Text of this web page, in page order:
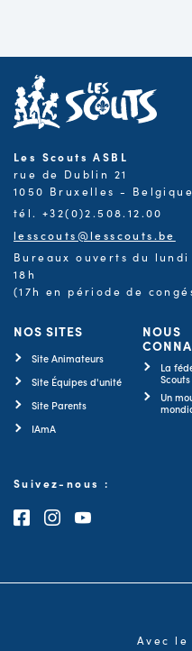
Les Scouts ASBL
rue de Dublin 21
1050 Bruxelles - Belgique
tél. +32(0)2.508.12.00
lesscouts@lesscouts.be
Bureaux ouverts du
18h
(17h en période de
NOS SITES
Site Animateurs
Site Équipes d'unité
Site Parents
IAmA
NOUS
La
Scouts
Un
Suivez-nous :
Consultez notre page
Consultez notre
Consultez
Avec le